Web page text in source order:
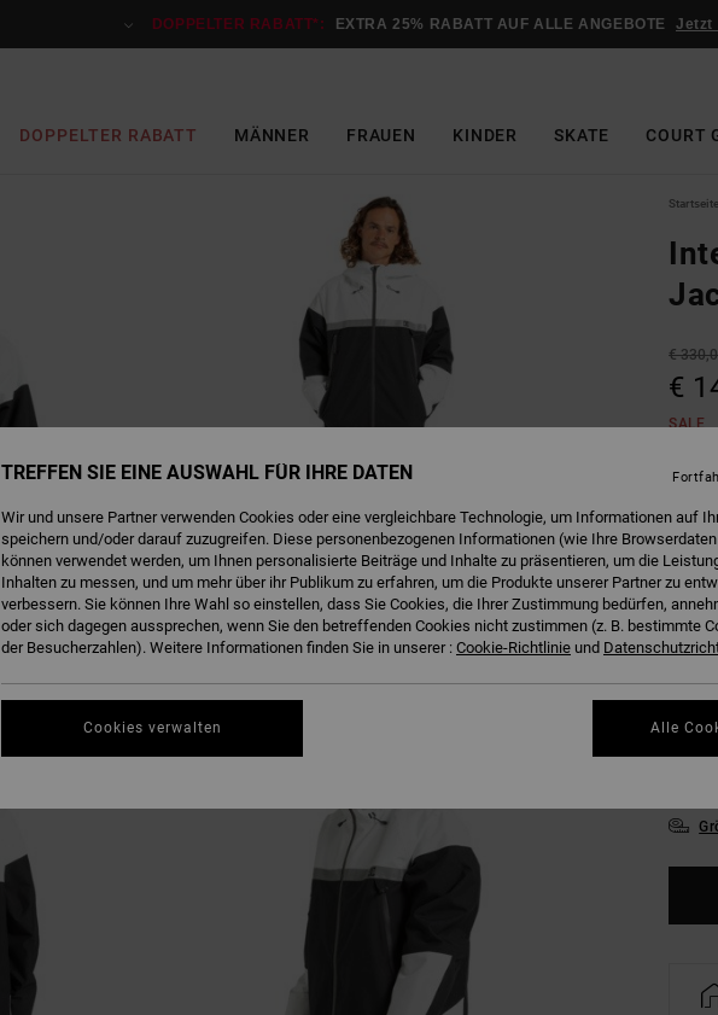
DOPPELTER RABATT*: EXTRA 25% RABATT AUF ALLE ANGEBOTE Jetzt
DOPPELTER RABATT MÄNNER FRAUEN KINDER SKATE COURT
Startseite
€
€
SALE
Farbe
TREFFEN SIE EINE AUSWAHL FÜR IHRE DATEN
Wir und unsere Partner verwenden Cookies oder eine vergleichbare Technologie, um Informationen auf
speichern und/oder darauf zuzugreifen. Diese personenbezogenen Informationen (wie Ihre
können verwendet werden, um Ihnen personalisierte Beiträge und Inhalte zu präsentieren, um die
Inhalten zu messen, und um mehr über ihr Publikum zu erfahren, um die Produkte unserer Partner zu
verbessern. Sie können Ihre Wahl so einstellen, dass Sie Cookies, die Ihrer Zustimmung bedürfen,
oder sich dagegen aussprechen, wenn Sie den betreffenden Cookies nicht zustimmen (z. B. bestimmte
der Besucherzahlen). Weitere Informationen finden Sie in unserer : Cookie-Richtlinie und
Cookies verwalten Alle